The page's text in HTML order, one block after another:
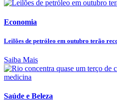
Economia
Leilões de petróleo em outubro terão
Saiba Mais
Saúde e Beleza